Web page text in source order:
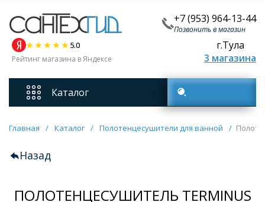
+7 (953) 964-13-44
Позвонить в магазин
5.0
Рейтинг магазина в Яндексе
г.Тула
3 магазина
Каталог
Смесители
Унитазы
Мебель для ванных комнат
Главная / Каталог / Полотенцесушители для ванной /
Назад
ПОЛОТЕНЦЕСУШИТЕЛЬ TERMINUS